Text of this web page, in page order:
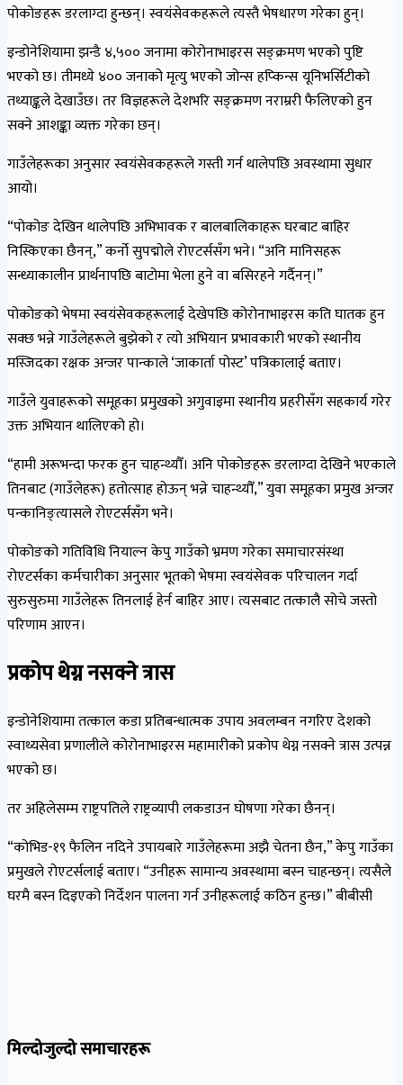
पोकोङहरू डरलाग्दा हुन्छन्। स्वयंसेवकहरूले त्यस्तै भेषधारण गरेका हुन्।
इन्डोनेशियामा झन्डै ४,५०० जनामा कोरोनाभाइरस सङ्क्रमण भएको पुष्टि
भएको छ। तीमध्ये ४०० जनाको मृत्यु भएको जोन्स हप्किन्स यूनिभर्सिटीको
तथ्याङ्कले देखाउँछ। तर विज्ञहरूले देशभरि सङ्क्रमण नराम्ररी फैलिएको हुन
सक्ने आशङ्का व्यक्त गरेका छन्।
गाउँलेहरूका अनुसार स्वयंसेवकहरूले गस्ती गर्न थालेपछि अवस्थामा सुधार
आयो।
“पोकोङ देखिन थालेपछि अभिभावक र बालबालिकाहरू घरबाट बाहिर
निस्किएका छैनन्,” कर्नो सुपद्मोले रोएटर्ससँग भने। “अनि मानिसहरू
सन्ध्याकालीन प्रार्थनापछि बाटोमा भेला हुने वा बसिरहने गर्दैनन्।”
पोकोङको भेषमा स्वयंसेवकहरूलाई देखेपछि कोरोनाभाइरस कति घातक हुन
सक्छ भन्ने गाउँलेहरूले बुझेको र त्यो अभियान प्रभावकारी भएको स्थानीय
मस्जिदका रक्षक अन्जर पान्काले ‘जाकार्ता पोस्ट’ पत्रिकालाई बताए।
गाउँले युवाहरूको समूहका प्रमुखको अगुवाइमा स्थानीय प्रहरीसँग सहकार्य गरेर
उक्त अभियान थालिएको हो।
“हामी अरूभन्दा फरक हुन चाहन्थ्यौँ। अनि पोकोङहरू डरलाग्दा देखिने भएकाले
तिनबाट (गाउँलेहरू) हतोत्साह होऊन् भन्ने चाहन्थ्यौँ,” युवा समूहका प्रमुख अन्जर
पन्कानिङ्त्यासले रोएटर्ससँग भने।
पोकोङको गतिविधि नियाल्न केपु गाउँको भ्रमण गरेका समाचारसंस्था
रोएटर्सका कर्मचारीका अनुसार भूतको भेषमा स्वयंसेवक परिचालन गर्दा
सुरुसुरुमा गाउँलेहरू तिनलाई हेर्न बाहिर आए। त्यसबाट तत्कालै सोचे जस्तो
परिणाम आएन।
प्रकोप थेग्न नसक्ने त्रास
इन्डोनेशियामा तत्काल कडा प्रतिबन्धात्मक उपाय अवलम्बन नगरिए देशको
स्वाथ्यसेवा प्रणालीले कोरोनाभाइरस महामारीको प्रकोप थेग्न नसक्ने त्रास उत्पन्न
भएको छ।
तर अहिलेसम्म राष्ट्रपतिले राष्ट्रव्यापी लकडाउन घोषणा गरेका छैनन्।
“कोभिड-१९ फैलिन नदिने उपायबारे गाउँलेहरूमा अझै चेतना छैन,” केपु गाउँका
प्रमुखले रोएटर्सलाई बताए। “उनीहरू सामान्य अवस्थामा बस्न चाहन्छन्। त्यसैले
घरमै बस्न दिइएको निर्देशन पालना गर्न उनीहरूलाई कठिन हुन्छ।” बीबीसी
मिल्दोजुल्दो समाचारहरू